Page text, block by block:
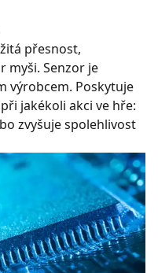
přesnost,
myši. Senzor je
výrobcem. Poskytuje
jakékoli akci ve hře:
zvyšuje spolehlivost